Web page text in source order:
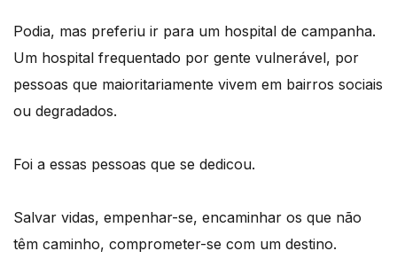
Podia, mas preferiu ir para um hospital de campanha.
Um hospital frequentado por gente vulnerável, por
pessoas que maioritariamente vivem em bairros sociais
ou degradados.
Foi a essas pessoas que se dedicou.
Salvar vidas, empenhar-se, encaminhar os que não
têm caminho, comprometer-se com um destino.